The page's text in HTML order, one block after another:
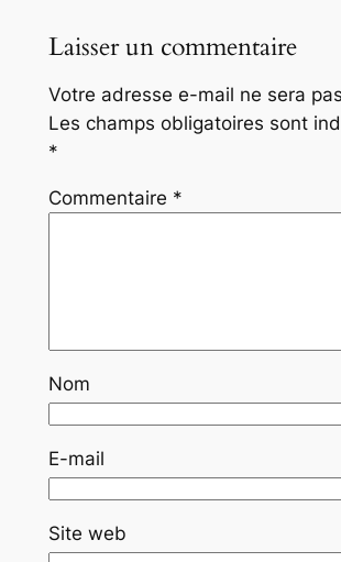
Laisser un commentaire
Votre adresse e-mail ne sera
Les champs obligatoires sont
*
Commentaire *
Nom
E-mail
Site web